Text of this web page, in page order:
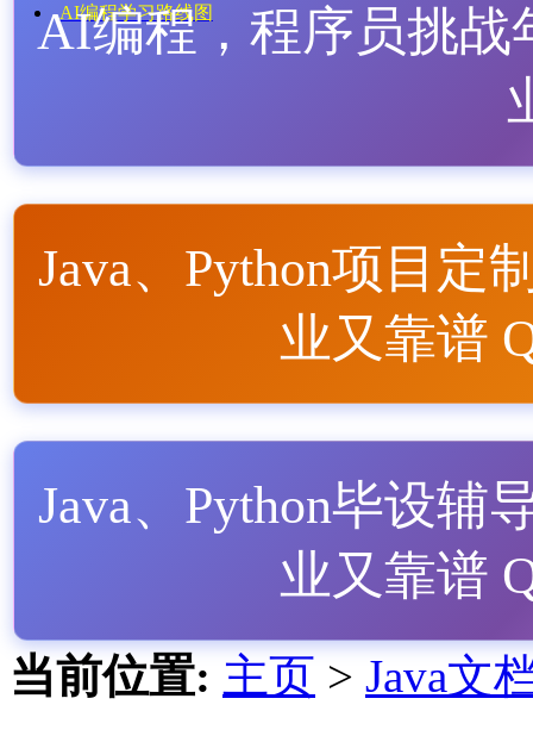
AI编程学习路线图
AI编程，程序员挑战
Java、Python项目定
业又靠谱
Java、Python毕设辅
业又靠谱
当前位置: 主页 > Java文